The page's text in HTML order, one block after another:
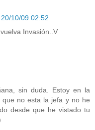
20/10/09 02:52
Invasión..V
sin duda. Estoy en la
que no esta la jefa y no he
desde que he vistado tu